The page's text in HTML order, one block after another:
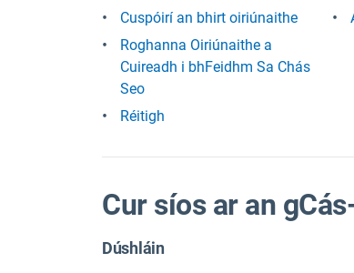
Cuspóirí an bhirt oiriúnaithe
Roghanna Oiriúnaithe a
Cuireadh i bhFeidhm Sa Chás
Seo
Réitigh
Cur síos ar an
Dúshláin